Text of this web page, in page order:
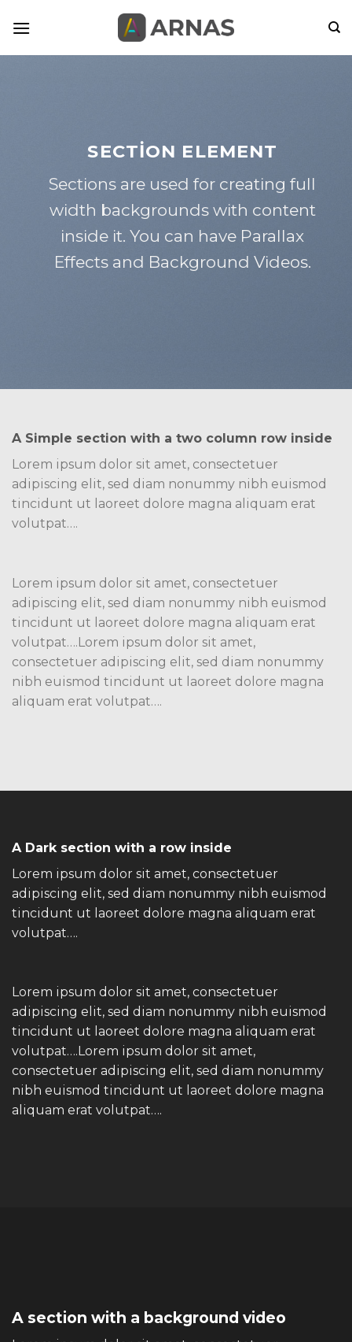
SECTION ELEMENT
Sections are used for creating full
width backgrounds with content
inside it. You can have Parallax
Effects and Background Videos.
A Simple section with a two column row inside
Lorem ipsum dolor sit amet, consectetuer
adipiscing elit, sed diam nonummy nibh euismod
tincidunt ut laoreet dolore magna aliquam erat
volutpat….
Lorem ipsum dolor sit amet, consectetuer
adipiscing elit, sed diam nonummy nibh euismod
tincidunt ut laoreet dolore magna aliquam erat
volutpat….Lorem ipsum dolor sit amet,
consectetuer adipiscing elit, sed diam nonummy
nibh euismod tincidunt ut laoreet dolore magna
aliquam erat volutpat….
A Dark section with a row inside
Lorem ipsum dolor sit amet, consectetuer
adipiscing elit, sed diam nonummy nibh euismod
tincidunt ut laoreet dolore magna aliquam erat
volutpat….
Lorem ipsum dolor sit amet, consectetuer
adipiscing elit, sed diam nonummy nibh euismod
tincidunt ut laoreet dolore magna aliquam erat
volutpat….Lorem ipsum dolor sit amet,
consectetuer adipiscing elit, sed diam nonummy
nibh euismod tincidunt ut laoreet dolore magna
aliquam erat volutpat….
A section with a background video